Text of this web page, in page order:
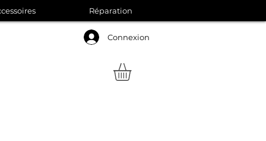
Connexion
Réparation